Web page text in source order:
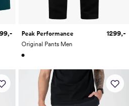
Peak Performance
Original Pants Men
1299,-